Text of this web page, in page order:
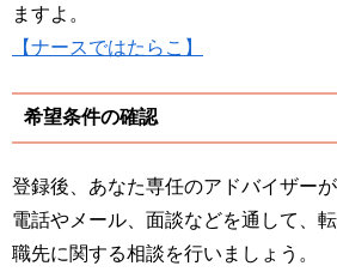
ますよ。
【ナースではたらこ】
希望条件の確認
登録後、あなた専任のアドバイザーが
電話やメール、面談などを通して、
職先に関する相談を行いましょう。